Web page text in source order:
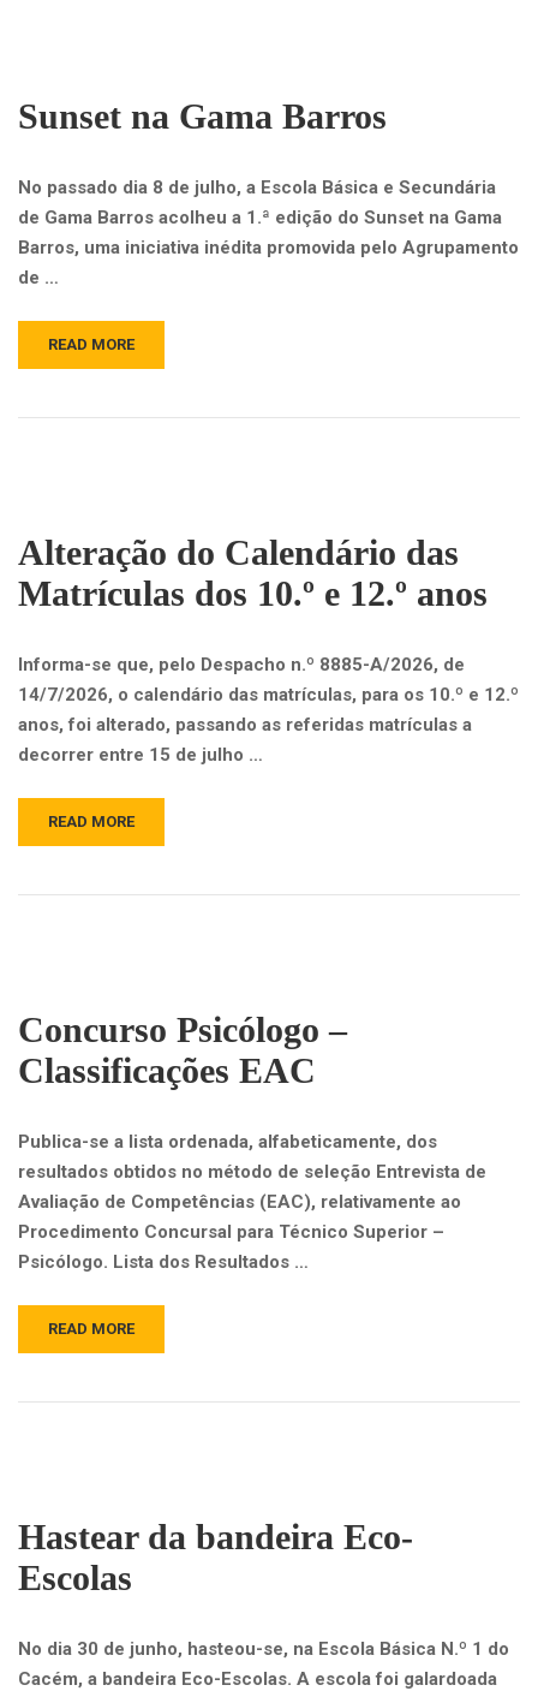
Sunset na Gama Barros
No passado dia 8 de julho, a Escola Básica e Secundária
de Gama Barros acolheu a 1.ª edição do Sunset na Gama
Barros, uma iniciativa inédita promovida pelo Agrupamento
de …
READ MORE
Alteração do Calendário das
Matrículas dos 10.º e 12.º anos
Informa-se que, pelo Despacho n.º 8885-A/2026, de
14/7/2026, o calendário das matrículas, para os 10.º e 12.º
anos, foi alterado, passando as referidas matrículas a
decorrer entre 15 de julho …
READ MORE
Concurso Psicólogo –
Classificações EAC
Publica-se a lista ordenada, alfabeticamente, dos
resultados obtidos no método de seleção Entrevista de
Avaliação de Competências (EAC), relativamente ao
Procedimento Concursal para Técnico Superior –
Psicólogo. Lista dos Resultados …
READ MORE
Hastear da bandeira Eco-
Escolas
No dia 30 de junho, hasteou-se, na Escola Básica N.º 1 do
Cacém, a bandeira Eco-Escolas. A escola foi galardoada